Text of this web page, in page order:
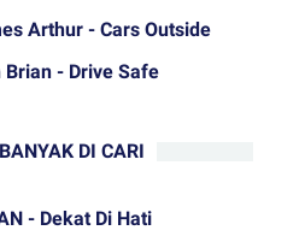
Arthur - Cars Outside
Brian - Drive Safe
DI CARI
- Dekat Di Hati